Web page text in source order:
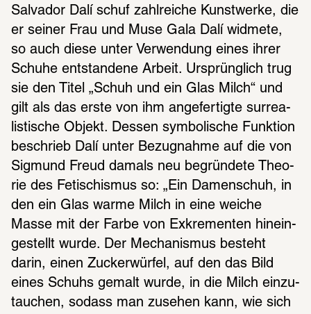
Salva­dor Dalí schuf zahl­rei­che Kunst­werke, die
er seiner Frau und Muse Gala Dalí widmete,
so auch diese unter Verwen­dung eines ihrer
Schuhe entstan­dene Arbeit. Ursprüng­lich trug
sie den Titel „Schuh und ein Glas Milch“ und
gilt als das erste von ihm ange­fer­tigte surrea­
lis­ti­sche Objekt. Dessen symbo­li­sche Funk­tion
beschrieb Dalí unter Bezug­nahme auf die von
Sigmund Freud damals neu begrün­dete Theo­
rie des Feti­schis­mus so: „Ein Damen­schuh, in
den ein Glas warme Milch in eine weiche
Masse mit der Farbe von Exkre­men­ten hinein­
ge­stellt wurde. Der Mecha­nis­mus besteht
darin, einen Zucker­wür­fel, auf den das Bild
eines Schuhs gemalt wurde, in die Milch einzu­
tau­chen, sodass man zuse­hen kann, wie sich